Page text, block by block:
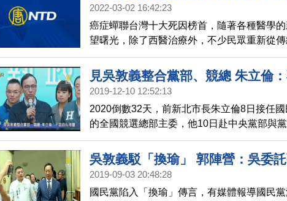
2022-03-02 16:42:23
癌症蟬聯台灣十大死因榜首，隨著各種醫學
望曙光，除了西醫治療外，不少民眾重新從
契機，尋求中醫治療。
見吳敦義整合黨部、競總 朱立倫
2019-12-10 12:52:13
2020倒數32天，前新北市長朱立倫8日接任
的全國競選總部主委，他10日赴中央黨部與
倫在會後受訪表示，會中雙方談及幾項整體
跟競總二合一，並結合15個執政縣市長領軍
自私考量。
吳敦義駁「換瑜」 郭陣營：吳委
2019-09-03 20:48:28
國民黨陷入「換瑜」傳言，有媒體報導國民